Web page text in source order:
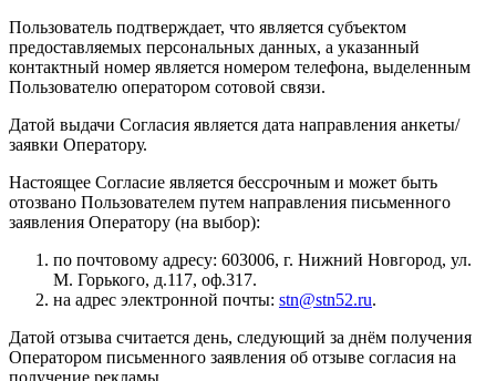
Пользователь подтверждает, что является субъектом
предоставляемых персональных данных, а указанный
контактный номер является номером телефона, выделенным
Пользователю оператором сотовой связи.
Датой выдачи Согласия является дата направления анкеты/
заявки Оператору.
Настоящее Согласие является бессрочным и может быть
отозвано Пользователем путем направления письменного
заявления Оператору (на выбор):
по почтовому адресу: 603006, г. Нижний Новгород, ул.
М. Горького, д.117, оф.317.
на адрес электронной почты: stn@stn52.ru.
Датой отзыва считается день, следующий за днём получения
Оператором письменного заявления об отзыве согласия на
получение рекламы.